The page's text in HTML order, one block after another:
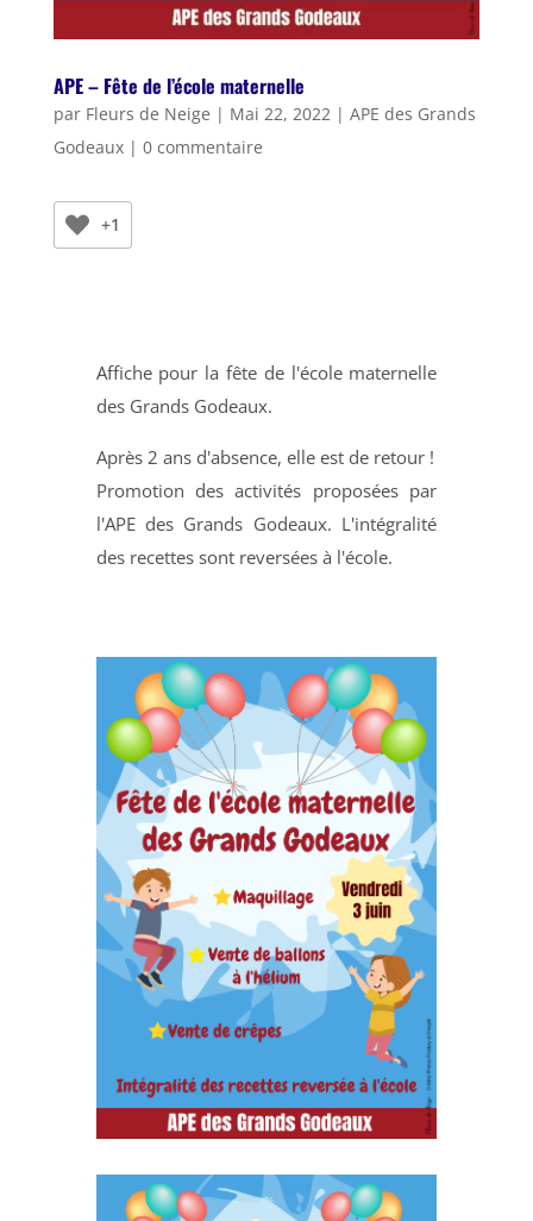
APE – Fête de l’école maternelle
par Fleurs de Neige | Mai 22, 2022 | APE des Grands
Godeaux| 0 commentaire
+1
Affiche pour la fête de l'école maternelle
des Grands Godeaux.
Après 2 ans d'absence, elle est de retour !
Promotion des activités proposées par
l'APE des Grands Godeaux. L'intégralité
des recettes sont reversées à l'école.